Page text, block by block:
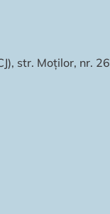
str. Moților, nr. 26